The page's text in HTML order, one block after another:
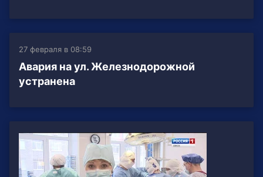
27 февраля в 08:59
Авария на ул. Железнодорожной
устранена